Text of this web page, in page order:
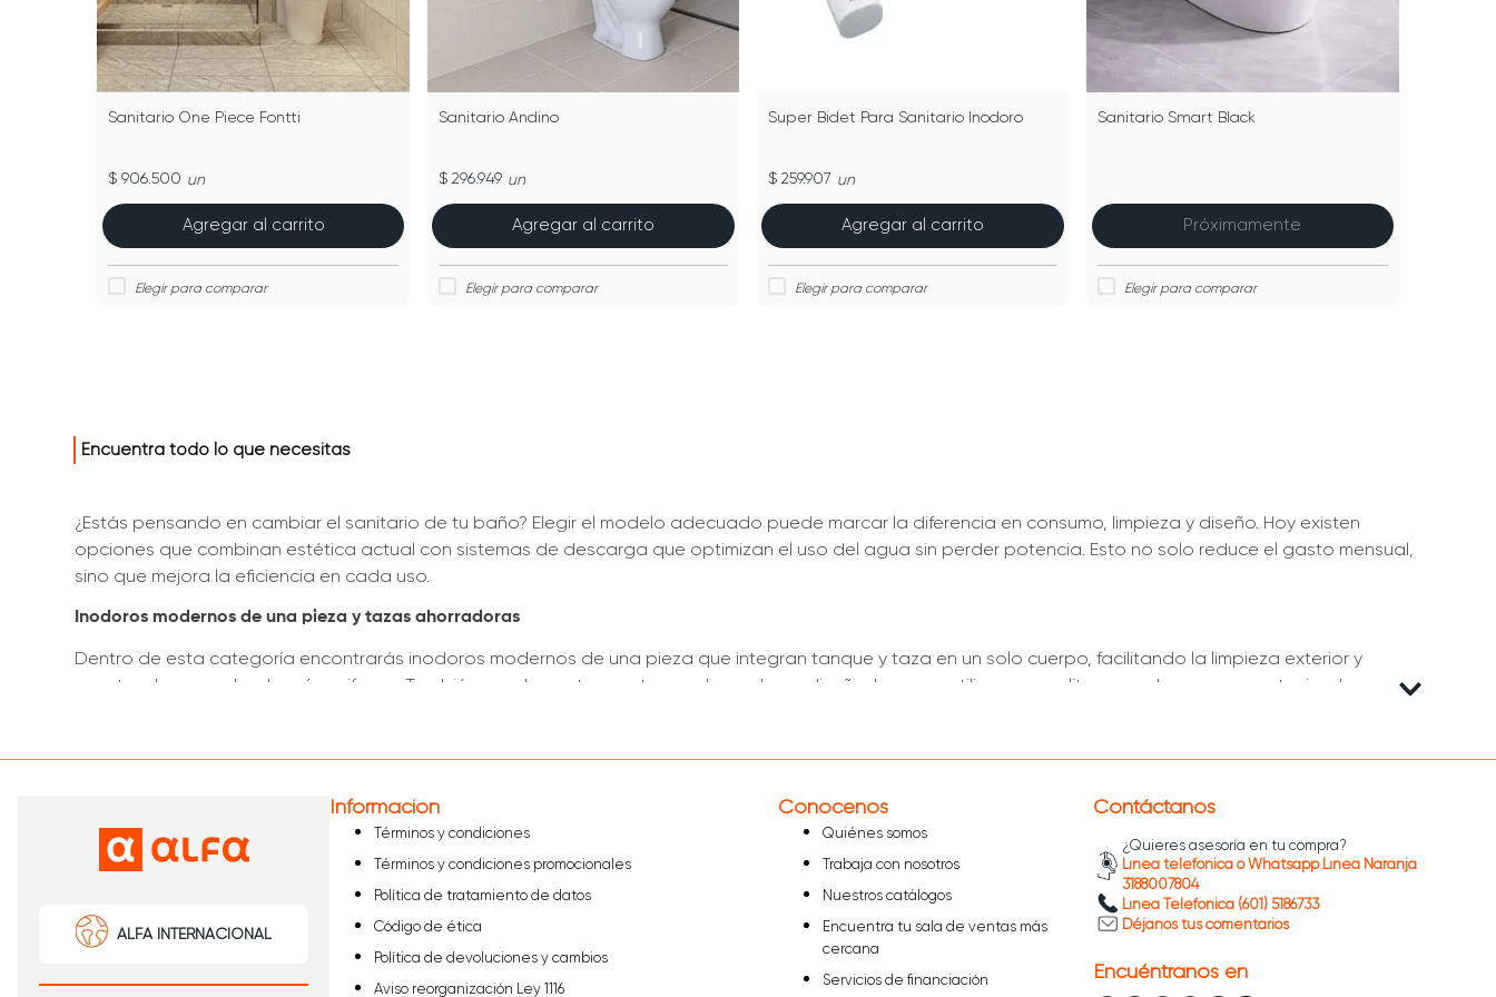
Sanitario One Piece Fontti
$ 906.500 un
Agregar al carrito
Sanitario Andino
$ 296.949 un
Agregar al carrito
Super Bidet Para Sanitario Inodoro
$ 259.907 un
Agregar al carrito
Sanitario Smart Black
Próximamente
Encuentra todo lo que necesitas
¿Estás pensando en cambiar el sanitario de tu baño? Elegir el modelo adecuado puede marcar la diferencia en consumo, limpieza y diseño. Hoy existen
opciones que combinan estética actual con sistemas de descarga que optimizan el uso del agua sin perder potencia. Esto no solo reduce el gasto mensual,
sino que mejora la eficiencia en cada uso.
Inodoros modernos de una pieza y tazas ahorradoras
Dentro de esta categoría encontrarás inodoros modernos de una pieza que integran tanque y taza en un solo cuerpo, facilitando la limpieza exterior y
aportando un acabado más uniforme. También puedes optar por tazas ahorradoras diseñadas para utilizar menos litros por descarga, manteniendo un
En Alfa puedes explorar diferentes modelos. ¡Haz tu compra hoy mismo!
ALFA INTERNACIONAL
Información
Términos y condiciones
Términos y condiciones promocionales
Política de tratamiento de datos
Código de ética
Política de devoluciones y cambios
Aviso reorganización Ley 1116
Conócenos
Quiénes somos
Trabaja con nosotros
Nuestros catálogos
Encuentra tu sala de ventas más
cercana
Servicios de financiación
Contáctanos
¿Quieres asesoría en tu compra?
Línea telefónica o Whatsapp Línea Naranja
3188007804
Línea Telefónica (601) 5186733
Déjanos tus comentarios
Encuéntranos en